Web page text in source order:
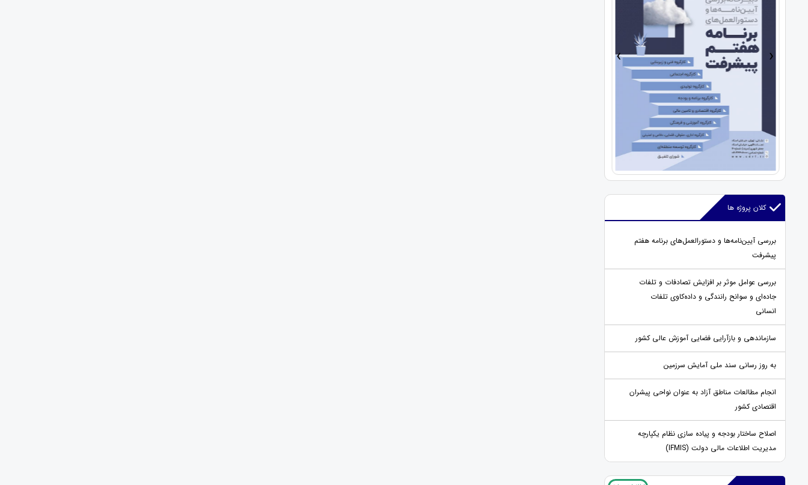
› ‹
کلان پروژه ها
بررسی آیین‌نامه‌ها و دستورالعمل‌های برنامه هفتم
پیشرفت
بررسی عوامل موثر بر افزایش تصادفات و تلفات
جاده‌ای و سوانح رانندگی و داده‌کاوی تلفات
انسانی
سازماندهی و بازآرایی فضایی آموزش عالی کشور
به روز رسانی سند ملی آمایش سرزمین
انجام مطالعات مناطق آزاد به عنوان نواحی پیشران
اقتصادی کشور
اصلاح ساختار بودجه و پیاده سازی نظام یکپارچه
مدیریت اطلاعات مالی دولت (IFMIS)